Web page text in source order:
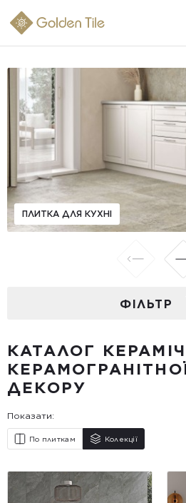
ПЛИТКА ДЛЯ КУХНІ
ФIЛЬТР
КАТАЛОГ
ДЕКОРУ
Показати:
По плиткам Колекції